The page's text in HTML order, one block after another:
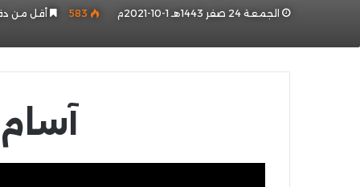
الجمعة 24 صفر 1443هـ 1-10-2021م 583 أقل من